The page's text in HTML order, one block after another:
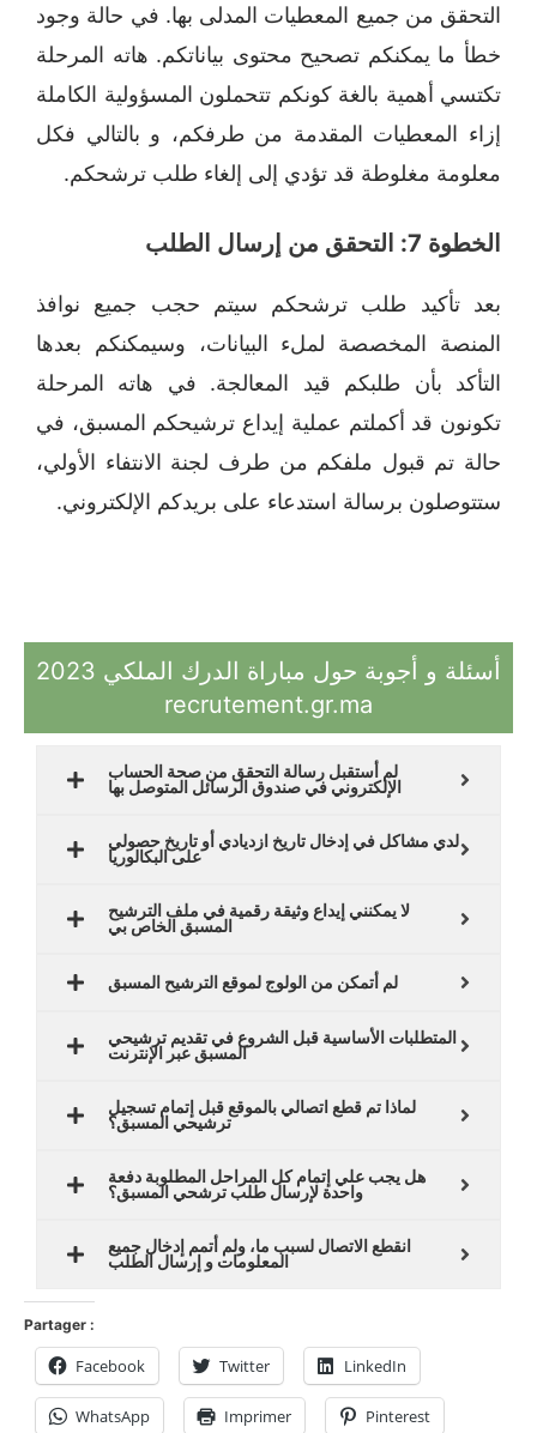
التحقق من جميع المعطيات المدلى بها. في حالة وجود
خطأ ما يمكنكم تصحيح محتوى بياناتكم. هاته المرحلة
تكتسي أهمية بالغة كونكم تتحملون المسؤولية الكاملة
إزاء المعطيات المقدمة من طرفكم، و بالتالي فكل
معلومة مغلوطة قد تؤدي إلى إلغاء طلب ترشحكم.
الخطوة 7: التحقق من إرسال الطلب
بعد تأكيد طلب ترشحكم سيتم حجب جميع نوافذ
المنصة المخصصة لملء البيانات، وسيمكنكم بعدها
التأكد بأن طلبكم قيد المعالجة. في هاته المرحلة
تكونون قد أكملتم عملية إيداع ترشيحكم المسبق، في
حالة تم قبول ملفكم من طرف لجنة الانتفاء الأولي،
ستتوصلون برسالة استدعاء على بريدكم الإلكتروني.
أسئلة و أجوبة حول مباراة الدرك الملكي 2023
recrutement.gr.ma
لم أستقبل رسالة التحقق من صحة الحساب
الإلكتروني في صندوق الرسائل المتوصل بها
لدي مشاكل في إدخال تاريخ ازديادي أو تاريخ حصولي
على البكالوريا
لا يمكنني إيداع وثيقة رقمية في ملف الترشيح
المسبق الخاص بي
لم أتمكن من الولوج لموقع الترشيح المسبق
المتطلبات الأساسية قبل الشروع في تقديم ترشيحي
المسبق عبر الإنترنت
لماذا تم قطع اتصالي بالموقع قبل إتمام تسجيل
ترشيحي المسبق؟
هل يجب علي إتمام كل المراحل المطلوبة دفعة
واحدة لإرسال طلب ترشحي المسبق؟
انقطع الاتصال لسبب ما، ولم أتمم إدخال جميع
المعلومات و إرسال الطلب
Partager :
Facebook Twitter LinkedIn
WhatsApp Imprimer Pinterest